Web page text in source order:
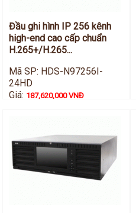
Đầu ghi hình IP 256 kênh
high-end cao cấp chuẩn
H.265+/H.265...
Mã SP: HDS-N97256I-
24HD
Giá: 187,620,000 VNĐ